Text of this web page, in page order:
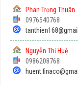
Phan Trọng Thuân
0976540768
Nguyễn Thị Huệ
0986208768